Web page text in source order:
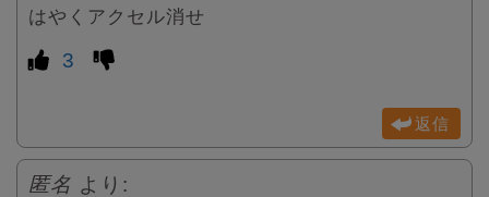
はやくアクセル消せ
3
返信
匿名 より: